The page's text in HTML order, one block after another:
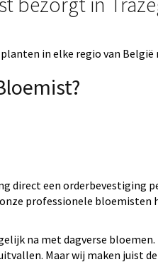
in elke regio van
een orderbevestiging
professionele bloemisten
na met dagverse
Maar wij maken juist